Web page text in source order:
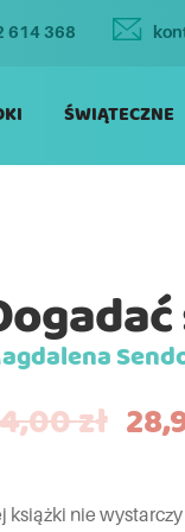
614 368
ŚWIĄTECZNE
zł
książki nie